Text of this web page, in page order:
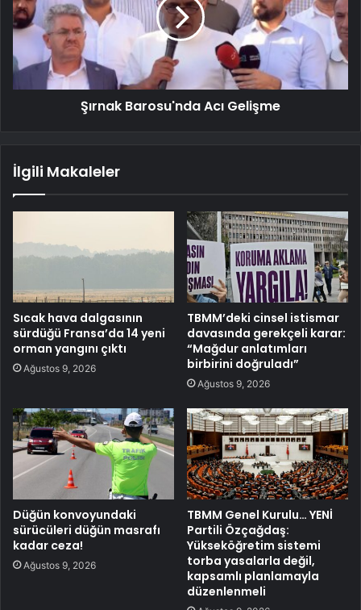
Şırnak Barosu'nda Acı Gelişme
İlgili Makaleler
Sıcak hava dalgasının
sürdüğü Fransa’da 14 yeni
orman yangını çıktı
Ağustos 9, 2026
TBMM’deki cinsel istismar
davasında gerekçeli karar:
“Mağdur anlatımları
birbirini doğruladı”
Ağustos 9, 2026
Düğün konvoyundaki
sürücüleri düğün masrafı
kadar ceza!
Ağustos 9, 2026
TBMM Genel Kurulu… YENİ
Partili Özçağdaş:
Yükseköğretim sistemi
torba yasalarla değil,
kapsamlı planlamayla
düzenlenmeli